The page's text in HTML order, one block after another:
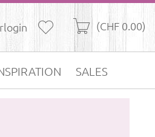
(CHF 0.00)
SALES